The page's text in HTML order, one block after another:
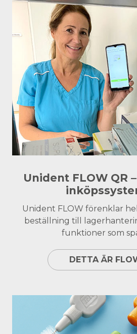
Unident FLOW QR
Unident FLOW förenklar
beställning till
funktioner som
DETTA ÄR